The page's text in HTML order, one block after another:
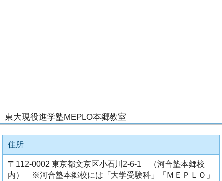
東大現役進学塾MEPLO本郷教室
住所
〒112-0002 東京都文京区小石川2-6-1 （河合塾本郷校
内） ※河合塾本郷校には「大学受験科」「ＭＥＰＬＯ」